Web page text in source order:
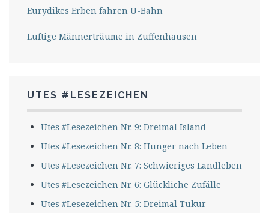
Eurydikes Erben fahren U-Bahn
Luftige Männerträume in Zuffenhausen
UTES #LESEZEICHEN
Utes #Lesezeichen Nr. 9: Dreimal Island
Utes #Lesezeichen Nr. 8: Hunger nach Leben
Utes #Lesezeichen Nr. 7: Schwieriges Landleben
Utes #Lesezeichen Nr. 6: Glückliche Zufälle
Utes #Lesezeichen Nr. 5: Dreimal Tukur